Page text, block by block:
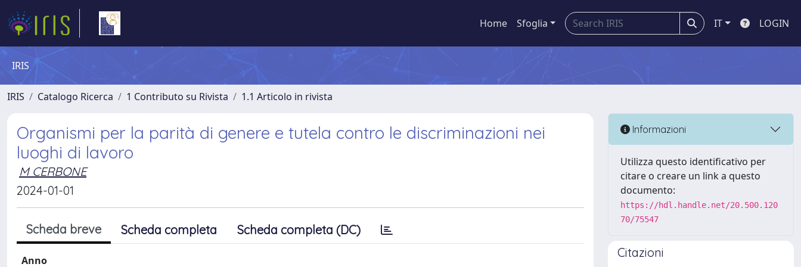
Home Sfoglia IT LOGIN
IRIS
IRIS Catalogo Ricerca 1 Contributo su Rivista 1.1 Articolo in rivista
Organismi per la parità di genere e tutela contro le discriminazioni nei
luoghi di lavoro
M CERBONE
2024-01-01
Scheda breve Scheda completa Scheda completa (DC)
Anno
Informazioni
Utilizza questo identificativo per
citare o creare un link a questo
documento:
https://hdl.handle.net/20.500.120
70/75547
Citazioni